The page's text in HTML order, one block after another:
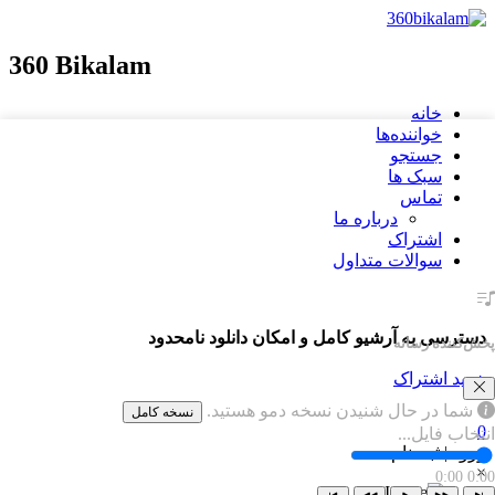
360 Bikalam
خانه
خواننده‌ها
جستجو
سبک ها
تماس
درباره ما
اشتراک
سوالات متداول
دسترسی به آرشیو کامل و امکان دانلود نامحدود
خرید اشتراک
0
ورود | ثبت‌نام
×
پخش‌کننده رسانه
شما در حال شنیدن نسخه دمو هستید. نسخه کامل
انتخاب فایل...
0:00
0:00